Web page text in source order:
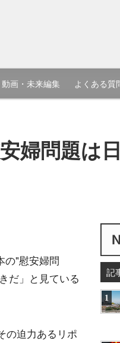
動画・未来編集 よくある質
婦問題は日
の"慰安婦問
だ」と見ている
の迫力あるリポ
記
1